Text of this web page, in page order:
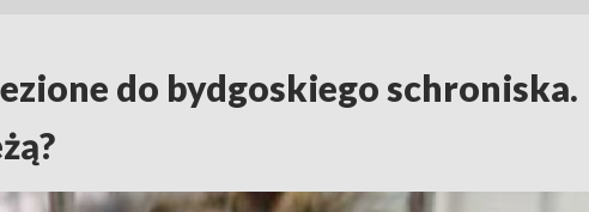
do bydgoskiego schroniska.